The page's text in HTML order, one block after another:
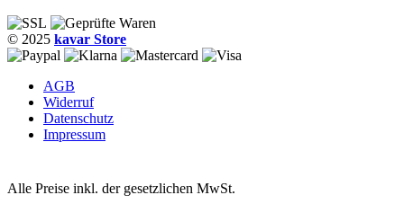
© 2025 kavar Store
AGB
Widerruf
Datenschutz
Impressum
Alle Preise inkl. der gesetzlichen MwSt.